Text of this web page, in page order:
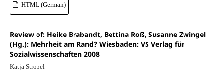
HTML (German)
Review of: Heike Brabandt, Bettina Roß, Susanne Zwingel
(Hg.): Mehrheit am Rand? Wiesbaden: VS Verlag für
Sozialwissenschaften 2008
Katja Strobel